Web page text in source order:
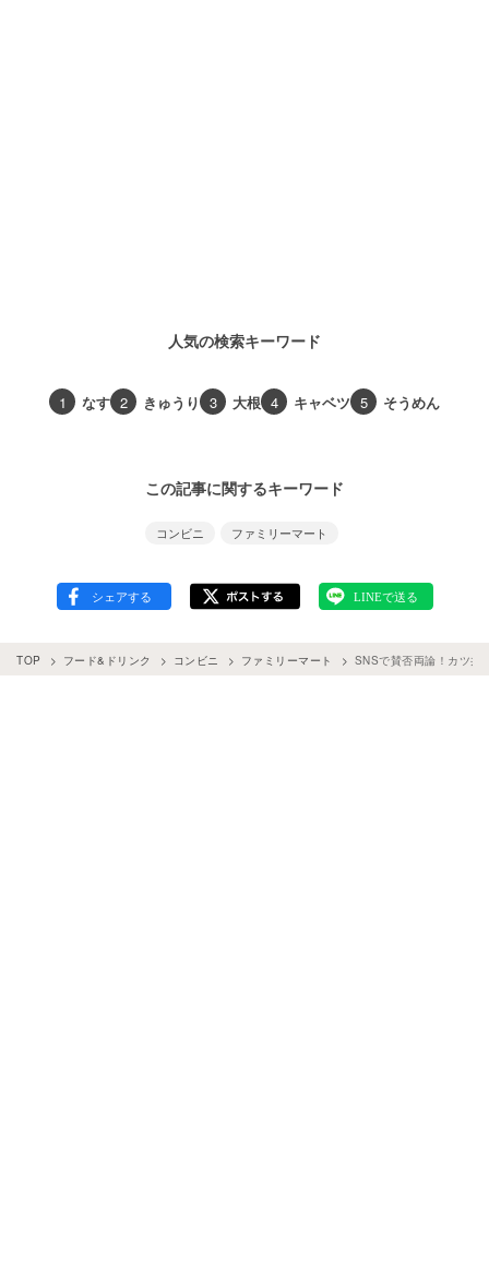
人気の検索キーワード
1 なす 2 きゅうり 3 大根 4 キャベツ 5 そうめん
この記事に関するキーワード
コンビニ ファミリーマート
TOP フード&ドリンク コンビニ ファミリーマート SNSで賛否両論！カツ丼